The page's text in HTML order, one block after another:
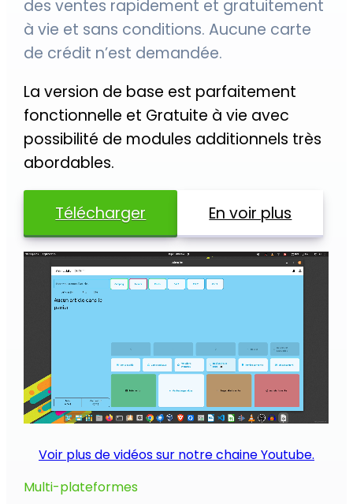
des ventes rapidement et gratuitement
à vie et sans conditions. Aucune carte
de crédit n’est demandée.
La version de base est parfaitement
fonctionnelle et Gratuite à vie avec
possibilité de modules additionnels très
abordables.
Télécharger En voir plus
Voir plus de vidéos sur notre chaine Youtube.
Multi-plateformes